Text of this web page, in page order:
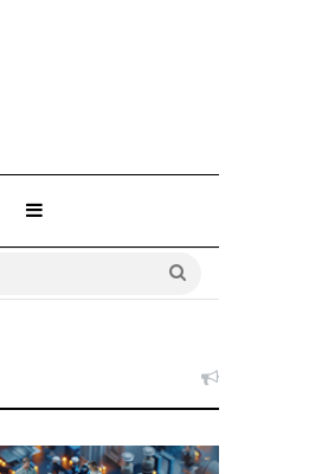
Sidebar